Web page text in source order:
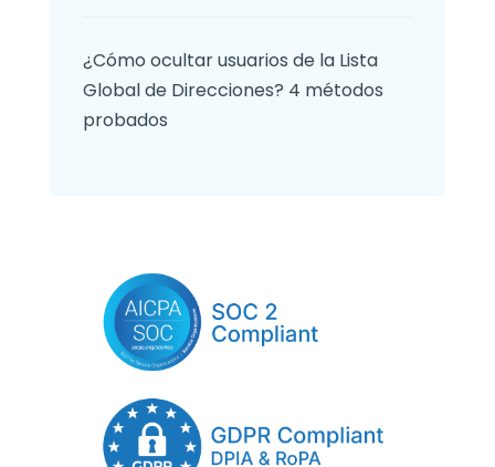
¿Cómo ocultar usuarios de la Lista
Global de Direcciones? 4 métodos
probados